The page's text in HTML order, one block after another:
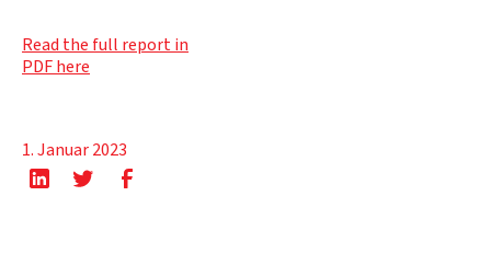
Read the full report in
PDF here
1. Januar 2023